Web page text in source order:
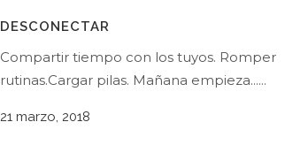
DESCONECTAR
Compartir tiempo con los tuyos. Romper
rutinas.Cargar pilas. Mañana empieza......
21 marzo, 2018